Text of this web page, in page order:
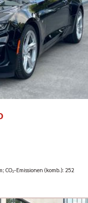
Emissionen (komb.): 252